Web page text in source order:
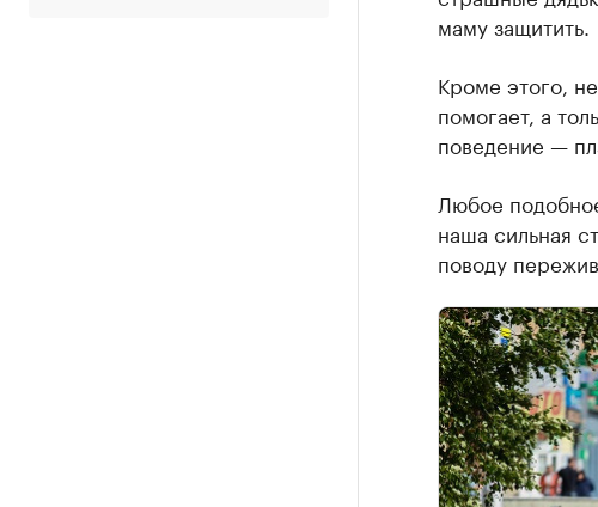
маму защитить.
Кроме этого,
помогает, а
поведение —
Любое
наша сильная
поводу